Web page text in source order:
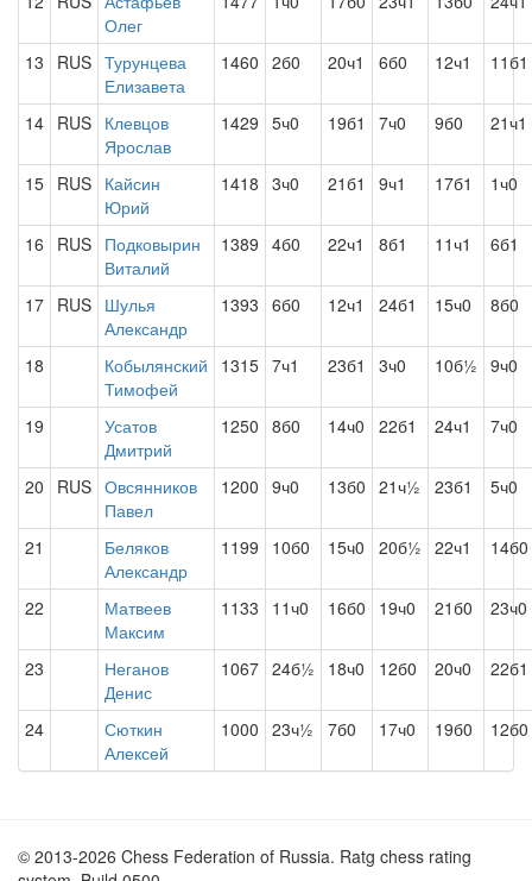
Олег
13 RUS Турунцева
Елизавета
1460 2б0 20ч1 6б0 12ч1 11б1
14 RUS Клевцов
Ярослав
1429 5ч0 19б1 7ч0 9б0 21ч1
15 RUS Кайсин
Юрий
1418 3ч0 21б1 9ч1 17б1 1ч0
16 RUS Подковырин
Виталий
1389 4б0 22ч1 8б1 11ч1 6б1
17 RUS Шулья
Александр
1393 6б0 12ч1 24б1 15ч0 8б0
18
Кобылянский
Тимофей
1315 7ч1 23б1 3ч0 10б½ 9ч0
19
Усатов
Дмитрий
1250 8б0 14ч0 22б1 24ч1 7ч0
20 RUS Овсянников
Павел
1200 9ч0 13б0 21ч½ 23б1 5ч0
21
Беляков
Александр
1199 10б0 15ч0 20б½ 22ч1 14б0
22
Матвеев
Максим
1133 11ч0 16б0 19ч0 21б0 23ч0
23
Неганов
Денис
1067 24б½ 18ч0 12б0 20ч0 22б1
24
Сюткин
Алексей
1000 23ч½ 7б0 17ч0 19б0 12б0
© 2013-2026 Chess Federation of Russia. Ratg chess rating